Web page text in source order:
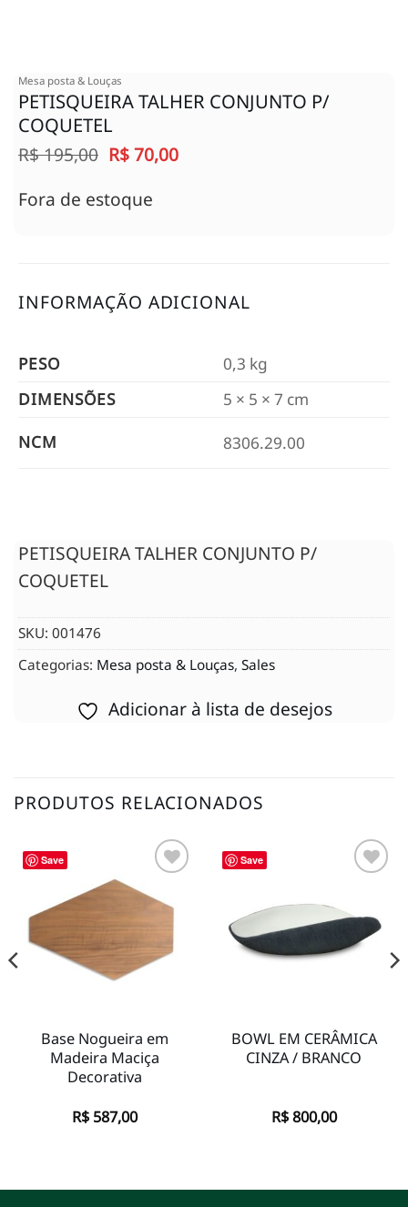
Mesa posta & Louças
PETISQUEIRA TALHER CONJUNTO P/
COQUETEL
R$195,00 O
preço
original
era:
R$70,00O
Fora de estoque
INFORMAÇÃO ADICIONAL
PESO
0,3 kg
DIMENSÕES
5 × 5 × 7 cm
NCM 8306.29.00
PETISQUEIRA TALHER CONJUNTO P/
COQUETEL
SKU: 001476
Categorias: Mesa posta & Louças, Sales
Adicionar à lista de desejos
PRODUTOS RELACIONADOS
Save
Adicionar
à lista de
desejos
Base Nogueira em
Madeira Maciça
Decorativa
R$587,00
Save
à lista de
desejos
BOWL EM CERÂMICA
CINZA / BRANCO
R$800,00